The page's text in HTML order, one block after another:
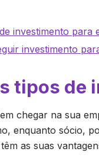
investimento para
investimento
tipos de
chegar na sua
enquanto sócio,
as suas